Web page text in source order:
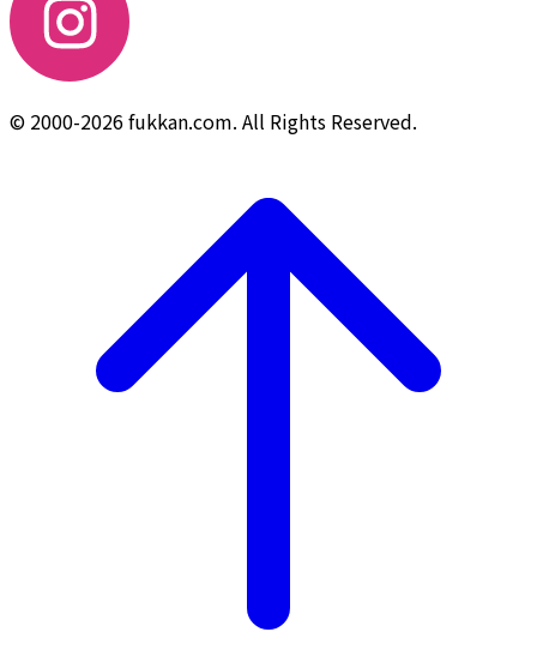
© 2000-2026 fukkan.com. All Rights Reserved.